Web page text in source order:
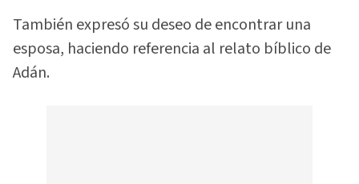
También expresó su deseo de encontrar una
esposa, haciendo referencia al relato bíblico de
Adán.